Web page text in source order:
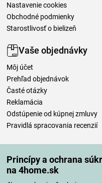
Princípy a ochrana
na 4home.sk
Nastavenie cookies
Obchodné podmienky
Starostlivosť o bielizeň
Vaše objednávky
Môj účet
Prehľad objednávok
Časté otázky
Reklamácia
Odstúpenie od kúpnej zmluvy
Pravidlá spracovania recenzií